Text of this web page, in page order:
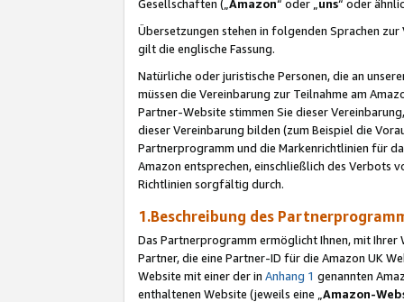
Gesellschaften („Amazon“ oder „uns“ oder
Übersetzungen stehen in folgenden Sprachen zur
gilt die englische Fassung.
Natürliche oder juristische Personen, die an
müssen die Vereinbarung zur Teilnahme am
Partner-Website stimmen Sie dieser
dieser Vereinbarung bilden (zum Beispiel die
Partnerprogramm und die Markenrichtlinien für
Amazon entsprechen, einschließlich des Verbots
Richtlinien sorgfältig durch.
1.Beschreibung des
Das Partnerprogramm ermöglicht Ihnen, mit
Partner, die eine Partner-ID für die Amazon UK
Website mit einer der in Anhang 1 genannten
enthaltenen Website (jeweils eine „ Amazon-